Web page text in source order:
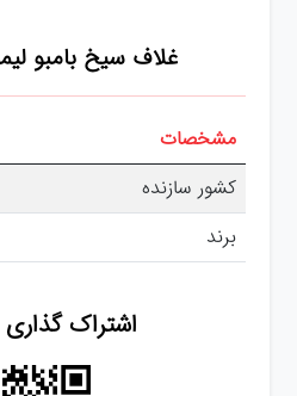
غلاف سیخ بامبو لیمون
مشخصات
کشور سازنده
برند
اشتراک